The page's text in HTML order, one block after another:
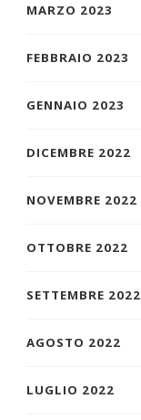
MARZO 2023
FEBBRAIO 2023
GENNAIO 2023
DICEMBRE 2022
NOVEMBRE 2022
OTTOBRE 2022
SETTEMBRE 2022
AGOSTO 2022
LUGLIO 2022